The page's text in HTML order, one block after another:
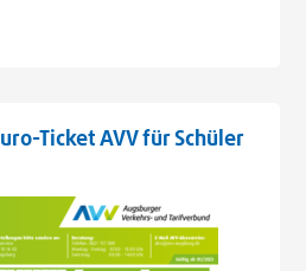
Ticket AVV für Schüler